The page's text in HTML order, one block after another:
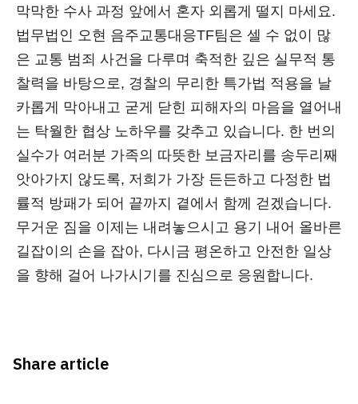
막막한 수사 과정 앞에서 혼자 외롭게 떨지 마세요.
법무법인 오현 음주교통대응TF팀은 셀 수 없이 많
은 교통 범죄 사건을 다루며 축적한 깊은 실무적 통
찰력을 바탕으로, 경찰의 무리한 특가법 적용을 날
카롭게 막아내고 굳게 닫힌 피해자의 마음을 열어내
는 탁월한 협상 노하우를 갖추고 있습니다. 한 번의
실수가 여러분 가족의 따뜻한 보금자리를 송두리째
앗아가지 않도록, 저희가 가장 든든하고 다정한 법
률적 방패가 되어 끝까지 곁에서 함께 걷겠습니다.
무거운 짐을 이제는 내려놓으시고 용기 내어 올바른
길잡이의 손을 잡아, 다시금 평온하고 안전한 일상
을 향해 걸어 나가시기를 진심으로 응원합니다.
Share article